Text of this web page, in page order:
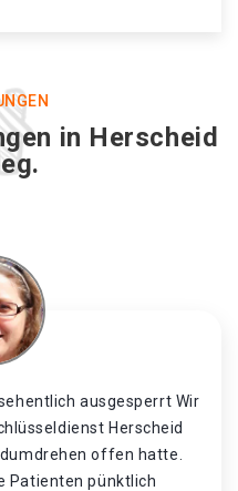
in Herscheid
ausgesperrt Wir
Herscheid
offen hatte.
Patienten pünktlich